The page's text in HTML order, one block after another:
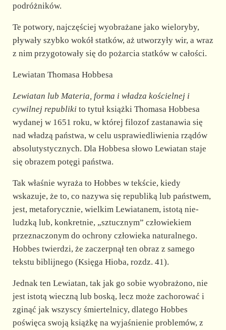
podróżników.
Te potwory, najczęściej wyobrażane jako wieloryby,
pływały szybko wokół statków, aż utworzyły wir, a wraz
z nim przygotowały się do pożarcia statków w całości.
Lewiatan Thomasa Hobbesa
Lewiatan lub Materia, forma i władza kościelnej i
cywilnej republiki to tytuł książki Thomasa Hobbesa
wydanej w 1651 roku, w której filozof zastanawia się
nad władzą państwa, w celu usprawiedliwienia rządów
absolutystycznych. Dla Hobbesa słowo Lewiatan staje
się obrazem potęgi państwa.
Tak właśnie wyraża to Hobbes w tekście, kiedy
wskazuje, że to, co nazywa się republiką lub państwem,
jest, metaforycznie, wielkim Lewiatanem, istotą nie-
ludzką lub, konkretnie, „sztucznym” człowiekiem
przeznaczonym do ochrony człowieka naturalnego.
Hobbes twierdzi, że zaczerpnął ten obraz z samego
tekstu biblijnego (Księga Hioba, rozdz. 41).
Jednak ten Lewiatan, tak jak go sobie wyobrażono, nie
jest istotą wieczną lub boską, lecz może zachorować i
zginąć jak wszyscy śmiertelnicy, dlatego Hobbes
poświęca swoją książkę na wyjaśnienie problemów, z